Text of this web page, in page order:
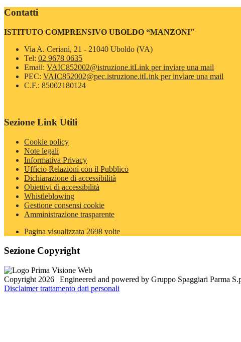
Contatti
ISTITUTO COMPRENSIVO UBOLDO “MANZONI"
Via A. Ceriani, 21 - 21040 Uboldo (VA)
Tel: 02 9678 0635
Email: VAIC852002@istruzione.itLink per inviare una mail
PEC: VAIC852002@pec.istruzione.itLink per inviare una mail
C.F.: 85002180124
Sezione Link Utili
Cookie policy
Note legali
Informativa Privacy
Ufficio Relazioni con il Pubblico
Dichiarazione di accessibilità
Obiettivi di accessibilità
Whistleblowing
Gestione consensi cookie
Amministrazione trasparente
Pagina visualizzata 2698 volte
Sezione Copyright
Copyright 2026 | Engineered and powered by Gruppo Spaggiari Parma
Disclaimer trattamento dati personali